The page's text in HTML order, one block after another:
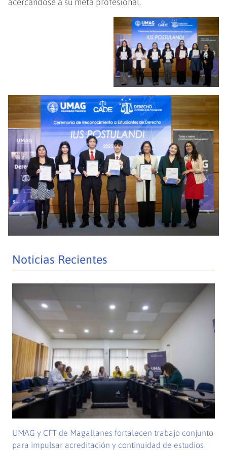
acercándose a su meta profesional.
Noticias Recientes
UMAG y CFT de Magallanes fortalecen trabajo conjunto
para impulsar acreditación y continuidad de estudios